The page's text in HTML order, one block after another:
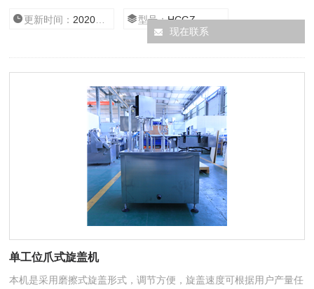
盖合二为一，设计合理，结构紧凑，符合GMP要求。
更新时间： 2020/12/30 10:27:05 型号：HCGZ
现在联系
单工位爪式旋盖机
本机是采用磨擦式旋盖形式，调节方便，旋盖速度可根据用户产量任